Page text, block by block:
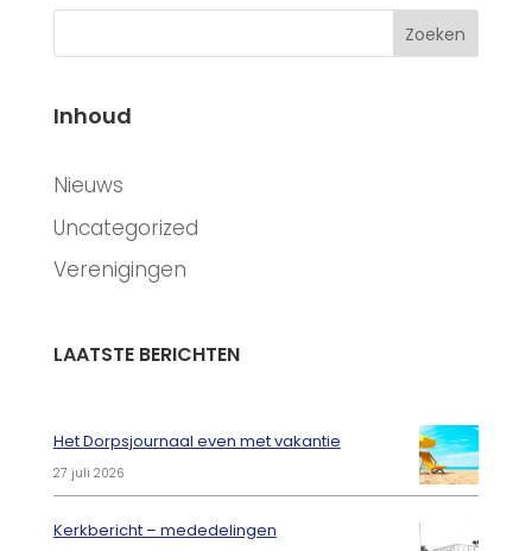
Zoeken
Inhoud
Nieuws
Uncategorized
Verenigingen
LAATSTE BERICHTEN
Het Dorpsjournaal even met vakantie
27 juli 2026
Kerkbericht – mededelingen